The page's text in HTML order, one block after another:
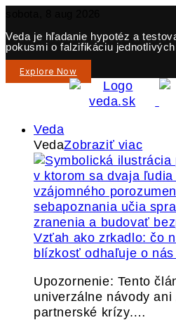
Veda je hľadanie hypotéz a
pokusmi o falzifikáciu
Explore Now
Veda
VedaZobraziť viac
Vzťah ako zrkadlo: čo
blízkosť odhaľuje o nás
Upozornenie: Tento
univerzálne návody ani
partnerské krízy.…